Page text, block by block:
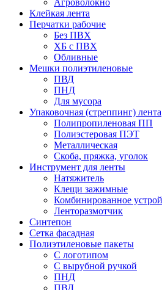
Агроволокно
Клейкая лента
Перчатки рабочие
Без ПВХ
ХБ с ПВХ
Обливные
Мешки полиэтиленовые
ПВД
ПНД
Для мусора
Упаковочная (стреппинг) лента
Полипропиленовая ПП
Полиэстеровая ПЭТ
Металлическая
Скоба, пряжка, уголок
Инструмент для ленты
Натяжитель
Клещи зажимные
Комбинированное
Ленторазмотчик
Синтепон
Сетка фасадная
Полиэтиленовые пакеты
С логотипом
С вырубной ручкой
ПНД
ПВД